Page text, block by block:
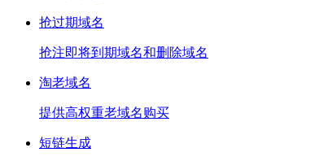
抢过期域名
抢注即将到期域名和删除域名
淘老域名
提供高权重老域名购买
短链生成